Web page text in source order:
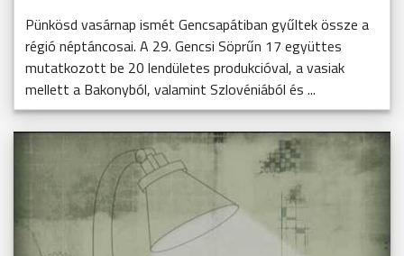
Pünkösd vasárnap ismét Gencsapátiban gyűltek össze a
régió néptáncosai. A 29. Gencsi Söprűn 17 együttes
mutatkozott be 20 lendületes produkcióval, a vasiak
mellett a Bakonyból, valamint Szlovéniából és ...